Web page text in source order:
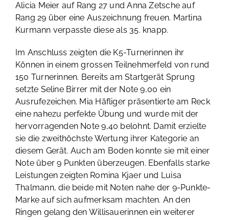
Alicia Meier auf Rang 27 und Anna Zetsche auf
Rang 29 über eine Auszeichnung freuen. Martina
Kurmann verpasste diese als 35. knapp.
Im Anschluss zeigten die K5-Turnerinnen ihr
Können in einem grossen Teilnehmerfeld von rund
150 Turnerinnen. Bereits am Startgerät Sprung
setzte Seline Birrer mit der Note 9,00 ein
Ausrufezeichen. Mia Häfliger präsentierte am Reck
eine nahezu perfekte Übung und wurde mit der
hervorragenden Note 9,40 belohnt. Damit erzielte
sie die zweithöchste Wertung ihrer Kategorie an
diesem Gerät. Auch am Boden konnte sie mit einer
Note über 9 Punkten überzeugen. Ebenfalls starke
Leistungen zeigten Romina Kjaer und Luisa
Thalmann, die beide mit Noten nahe der 9-Punkte-
Marke auf sich aufmerksam machten. An den
Ringen gelang den Willisauerinnen ein weiterer